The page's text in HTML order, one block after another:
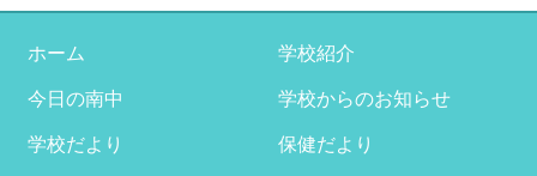
イ
ホーム 学校紹介
今日の南中 学校からのお知らせ
学校だより 保健だより